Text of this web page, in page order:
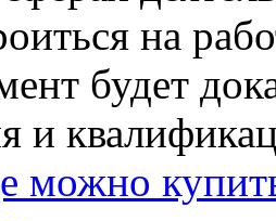
на
будет
и
можно